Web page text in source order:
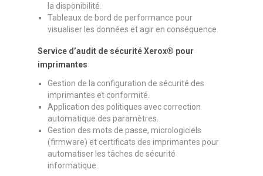
la disponibilité.
Tableaux de bord de performance pour
visualiser les données et agir en conséquence.
Service d’audit de sécurité Xerox® pour
imprimantes
Gestion de la configuration de sécurité des
imprimantes et conformité.
Application des politiques avec correction
automatique des paramètres.
Gestion des mots de passe, micrologiciels
(firmware) et certificats des imprimantes pour
automatiser les tâches de sécurité
informatique.